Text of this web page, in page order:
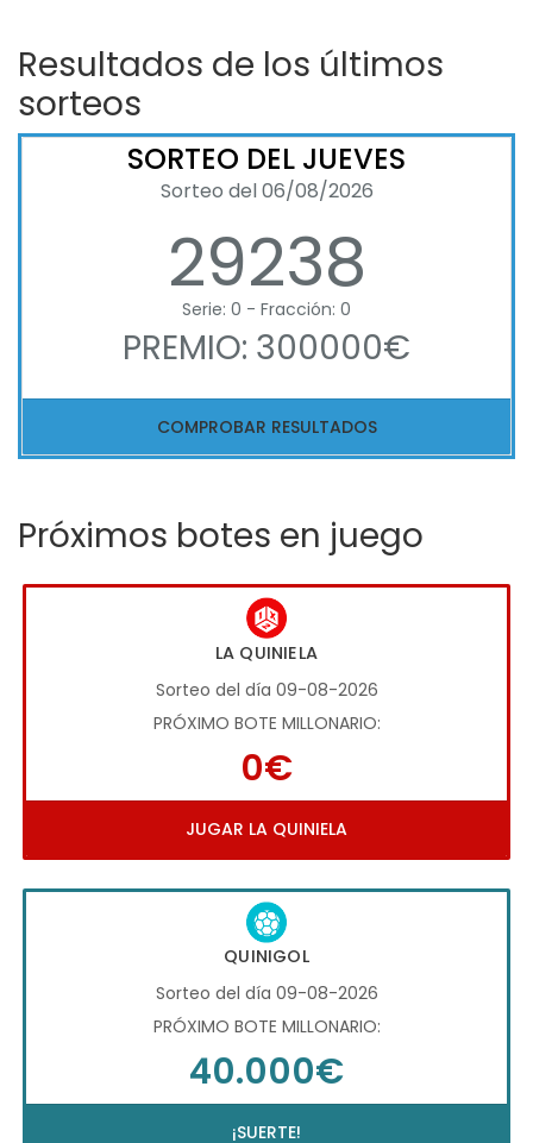
Resultados de los últimos
sorteos
SORTEO DEL JUEVES
Sorteo del 06/08/2026
29238
Serie: 0 - Fracción: 0
PREMIO: 300000€
COMPROBAR RESULTADOS
Próximos botes en juego
LA QUINIELA
Sorteo del día 09-08-2026
PRÓXIMO BOTE MILLONARIO:
0€
JUGAR LA QUINIELA
QUINIGOL
Sorteo del día 09-08-2026
PRÓXIMO BOTE MILLONARIO:
40.000€
¡SUERTE!